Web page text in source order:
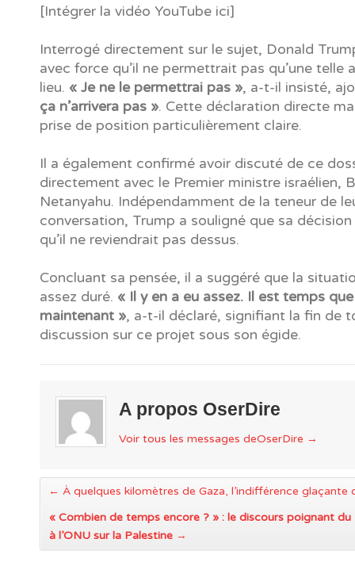
[Intégrer la vidéo YouTube ici]
Interrogé directement sur le sujet, Donald
avec force qu’il ne permettrait pas qu’une telle
lieu. « Je ne le permettrai pas », a-t-il insisté,
ça n’arrivera pas ». Cette déclaration directe
prise de position particulièrement claire.
Il a également confirmé avoir discuté de ce
directement avec le Premier ministre israélien,
Netanyahu. Indépendamment de la teneur de
conversation, Trump a souligné que sa
qu’il ne reviendrait pas dessus.
Concluant sa pensée, il a suggéré que la
assez duré. « Il y en a eu assez. Il est temps
maintenant », a-t-il déclaré, signifiant la fin de
discussion sur ce projet sous son égide.
A propos OserDire
Voir tous les messages deOserDire →
← À quelques kilomètres de Gaza, l’indifférence glaçante
« Combien de temps encore ? » : le discours poignant du
à l’ONU sur la Palestine →